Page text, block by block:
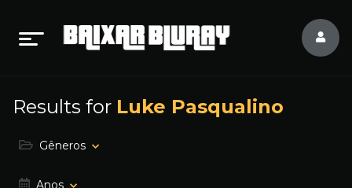
Results for Luke Pasqualino
Gêneros
Anos